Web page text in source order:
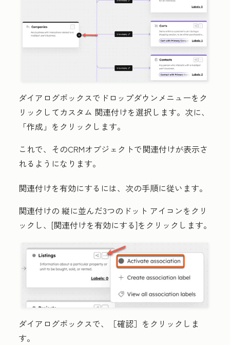
ダイアログボックスで ドロップダウンメニューをク
リックしてカスタム 関連付けを選択します。次に、
「作成」 をクリックします。
これで、そのCRMオブジェクトで関連付けが表示さ
れるようになります。
関連付けを有効にするには、次の手順に従います。
関連付けの 縦に並んだ3つのドット アイコンをクリ
ックし、[関連付けを有効にする]をクリックします。
ダイアログボックスで、［確認］ をクリックしま
す。